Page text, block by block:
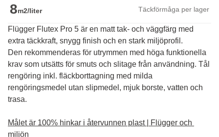
8m2/liter Täckförmåga per lager
Flügger Flutex Pro 5 är en matt tak- och väggfärg med
extra täckkraft, snygg finish och en stark miljöprofil.
Den rekommenderas för utrymmen med höga funktionella
krav som utsätts för smuts och slitage från användning. Tål
rengöring inkl. fläckborttagning med milda
rengöringsmedel utan slipmedel, mjuk borste, vatten och
trasa.
Målet är 100% hinkar i återvunnen plast | Flügger och
miljön